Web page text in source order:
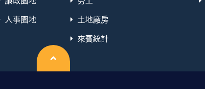
人事園地 土地廠房
來賓統計